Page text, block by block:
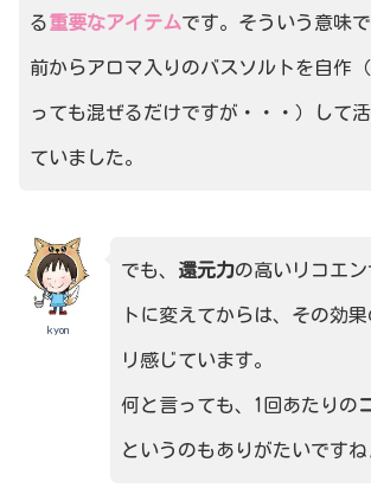
る重要なアイテムです。そういう意味
前からアロマ入りのバスソルトを自作
っても混ぜるだけですが・・・）して
ていました。
kyon
でも、 還元力の高いリコエ
トに変えてからは、その効果
リ感じています。
何と言っても、1回あたりの
というのもありがたいです